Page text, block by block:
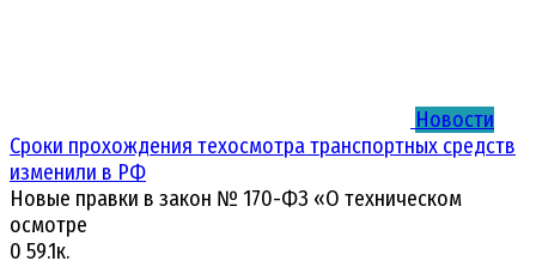
Новости
Сроки прохождения техосмотра транспортных средств
изменили в РФ
Новые правки в закон № 170-ФЗ «О техническом
осмотре
0 59.1к.